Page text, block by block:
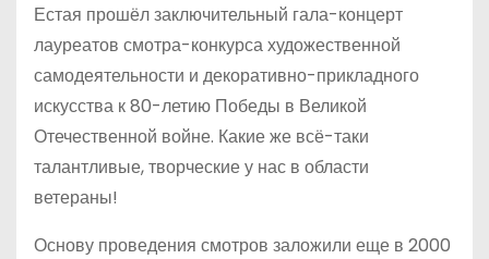
Естая прошёл заключительный гала-концерт
лауреатов смотра-конкурса художественной
самодеятельности и декоративно-прикладного
искусства к 80-летию Победы в Великой
Отечественной войне. Какие же всё-таки
талантливые, творческие у нас в области
ветераны!
Основу проведения смотров заложили еще в 2000